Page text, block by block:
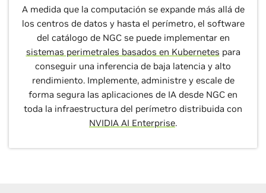
A medida que la computación se expande más allá de
los centros de datos y hasta el perímetro, el software
del catálogo de NGC se puede implementar en
sistemas perimetrales basados en Kubernetes para
conseguir una inferencia de baja latencia y alto
rendimiento. Implemente, administre y escale de
forma segura las aplicaciones de IA desde NGC en
toda la infraestructura del perímetro distribuida con
NVIDIA AI Enterprise.